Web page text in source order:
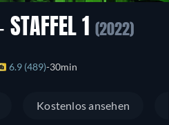
STAFFEL 1 (2022)
6.9 (489) 30min
Kostenlos ansehen